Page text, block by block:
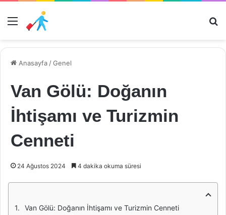
Menü
Anasayfa /Genel
Van Gölü: Doğanın
İhtişamı ve Turizmin
Cenneti
24 Ağustos 2024 4 dakika okuma süresi
Van Gölü: Doğanın İhtişamı ve Turizmin Cenneti